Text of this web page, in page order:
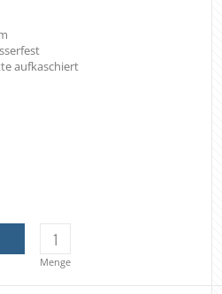
aufkaschiert
Menge